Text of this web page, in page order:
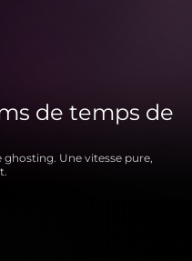
de temps de
Une vitesse pure,